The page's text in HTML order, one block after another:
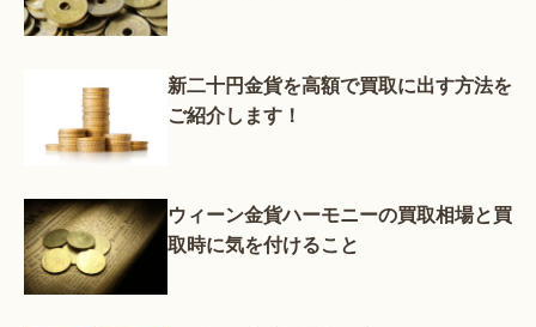
新二十円金貨を高額で買取に出す方法を
ご紹介します！
ウィーン金貨ハーモニーの買取相場と買
取時に気を付けること